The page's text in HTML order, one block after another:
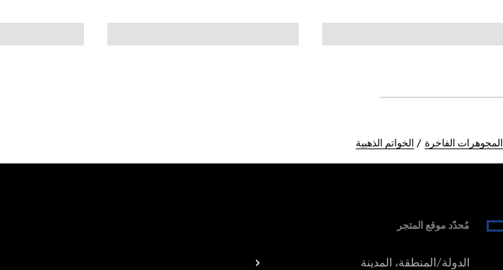
المجوهرات الفاخرة الخواتم الذهبية
مُحدّد موقع المتجر
الدولة/المنطقة، المدينة